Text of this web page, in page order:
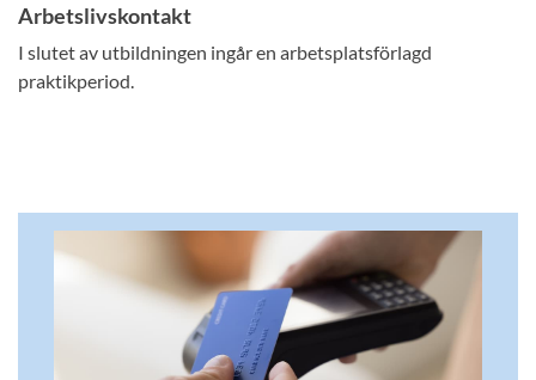
Arbetslivskontakt
I slutet av utbildningen ingår en arbetsplatsförlagd
praktikperiod.